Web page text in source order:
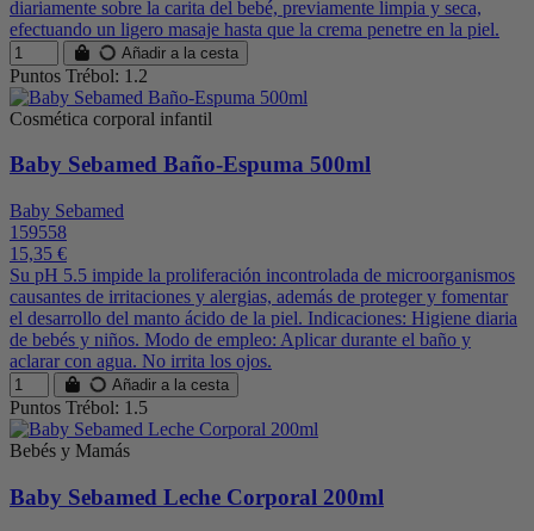
diariamente sobre la carita del bebé, previamente limpia y seca,
efectuando un ligero masaje hasta que la crema penetre en la piel.
Añadir a la cesta
Puntos Trébol: 1.2
Cosmética corporal infantil
Baby Sebamed Baño-Espuma 500ml
Baby Sebamed
159558
15,35 €
Su pH 5.5 impide la proliferación incontrolada de microorganismos
causantes de irritaciones y alergias, además de proteger y fomentar
el desarrollo del manto ácido de la piel. Indicaciones: Higiene diaria
de bebés y niños. Modo de empleo: Aplicar durante el baño y
aclarar con agua. No irrita los ojos.
Añadir a la cesta
Puntos Trébol: 1.5
Bebés y Mamás
Baby Sebamed Leche Corporal 200ml